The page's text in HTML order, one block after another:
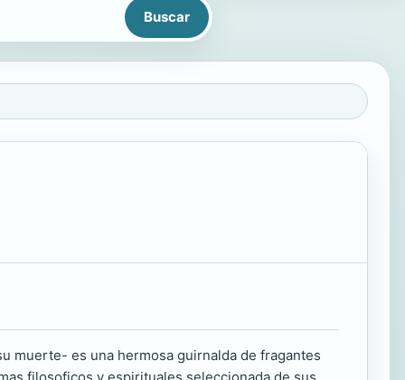
muerte- es una hermosa guirnalda de fragantes